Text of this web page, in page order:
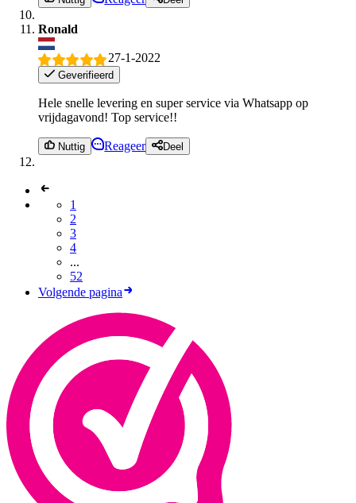
Ronald
27-1-2022
Geverifieerd
Hele snelle levering en super service via Whatsapp op
vrijdagavond! Top service!!
Nuttig Reageer Deel
1
2
3
4
...
52
Volgende pagina